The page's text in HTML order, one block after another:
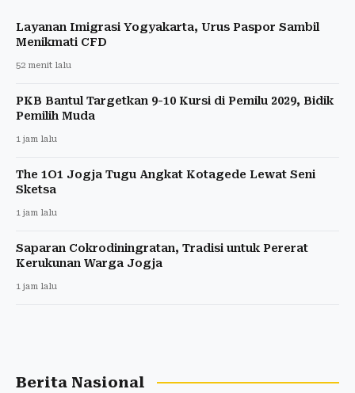
Layanan Imigrasi Yogyakarta, Urus Paspor Sambil
Menikmati CFD
52 menit lalu
PKB Bantul Targetkan 9-10 Kursi di Pemilu 2029, Bidik
Pemilih Muda
1 jam lalu
The 1O1 Jogja Tugu Angkat Kotagede Lewat Seni
Sketsa
1 jam lalu
Saparan Cokrodiningratan, Tradisi untuk Pererat
Kerukunan Warga Jogja
1 jam lalu
Berita Nasional